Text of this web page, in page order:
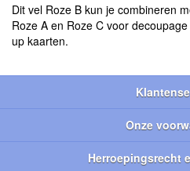
Dit vel Roze B kun je combineren
Roze A en Roze C voor
up kaarten.
Onze
Herroepingsrecht